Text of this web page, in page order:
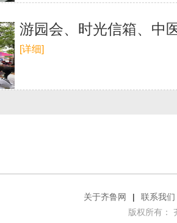
游园会、时光信箱、
[详细]
关于齐鲁网 |
联系我们
版权所有：